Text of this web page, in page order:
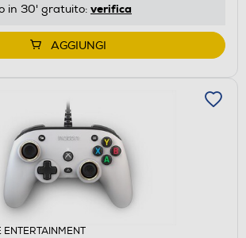
in 30' gratuito: verifica
AGGIUNGI